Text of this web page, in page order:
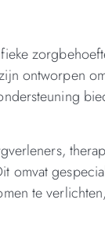
ontworpen
omvat
te